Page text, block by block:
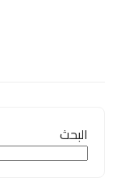
البحث